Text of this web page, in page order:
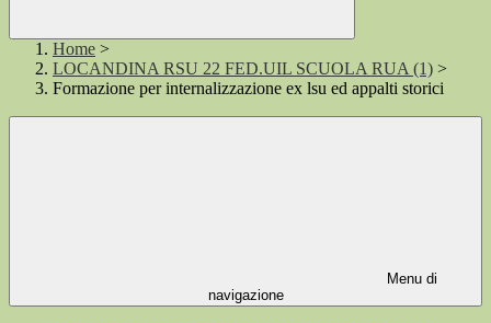
Home >
LOCANDINA RSU 22 FED.UIL SCUOLA RUA (1) >
Formazione per internalizzazione ex lsu ed appalti storici
Menu di
navigazione